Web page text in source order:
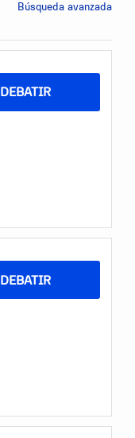
Búsqueda avanzada
DEBATIR
DEBATIR